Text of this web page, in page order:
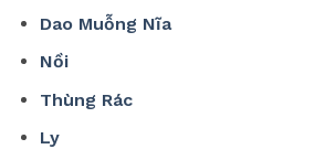
Dao Muỗng Nĩa
Nồi
Thùng Rác
Ly